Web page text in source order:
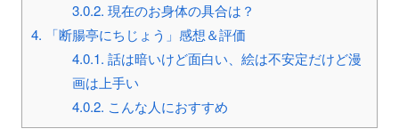
3.0.2. 現在のお身体の具合は？
4. 「断腸亭にちじょう」感想＆評価
4.0.1. 話は暗いけど面白い、絵は不安定だけど漫
画は上手い
4.0.2. こんな人におすすめ